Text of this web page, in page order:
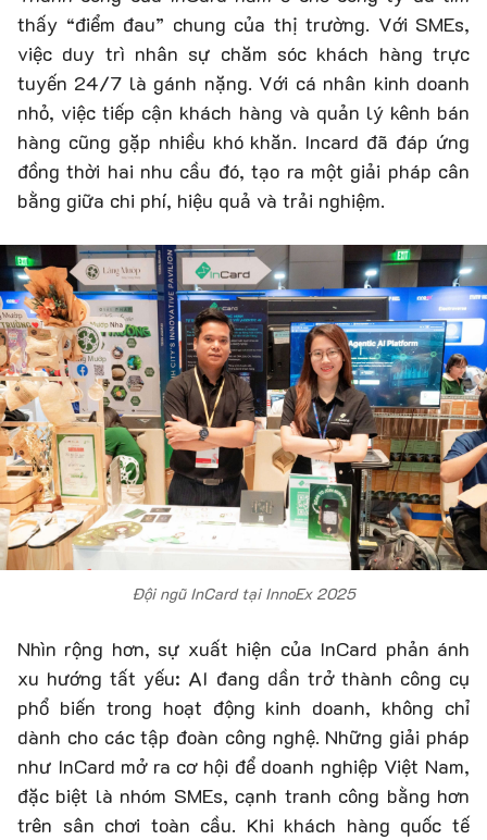
thấy “điểm đau” chung của thị trường. Với SMEs,
việc duy trì nhân sự chăm sóc khách hàng trực
tuyến 24/7 là gánh nặng. Với cá nhân kinh doanh
nhỏ, việc tiếp cận khách hàng và quản lý kênh bán
hàng cũng gặp nhiều khó khăn. Incard đã đáp ứng
đồng thời hai nhu cầu đó, tạo ra một giải pháp cân
bằng giữa chi phí, hiệu quả và trải nghiệm.
Đội ngũ InCard tại InnoEx 2025
Nhìn rộng hơn, sự xuất hiện của InCard phản ánh
xu hướng tất yếu: AI đang dần trở thành công cụ
phổ biến trong hoạt động kinh doanh, không chỉ
dành cho các tập đoàn công nghệ. Những giải pháp
như InCard mở ra cơ hội để doanh nghiệp Việt Nam,
đặc biệt là nhóm SMEs, cạnh tranh công bằng hơn
trên sân chơi toàn cầu. Khi khách hàng quốc tế